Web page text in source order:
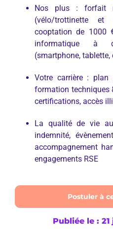
Nos plus : forfait
(vélo/trottinette et
cooptation de 1000
informatique à
(smartphone, tablette,
Votre carrière : plan
formation techniques
certifications, accès
La qualité de vie
indemnité,
accompagnement
engagements RSE
Postuler à
Publiée le :